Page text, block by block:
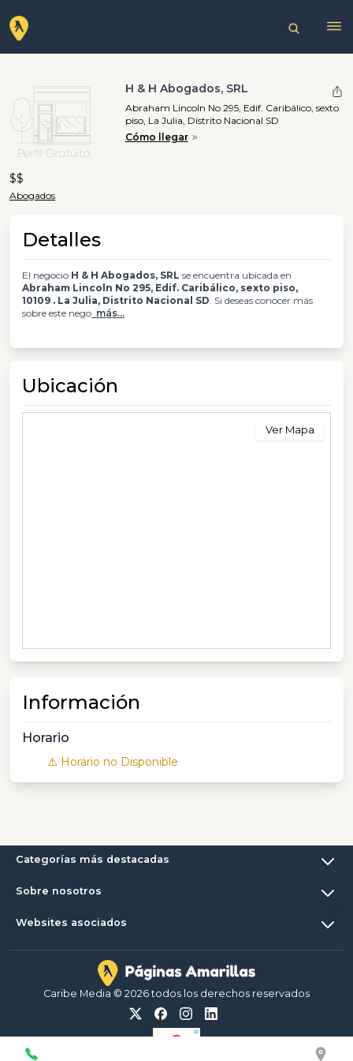
H & H Abogados, SRL
Abraham Lincoln No 295, Edif. Caribálico, sexto
piso, La Julia, Distrito Nacional SD
Cómo llegar
$$
Abogados
Detalles
El negocio H & H Abogados, SRL se encuentra ubicada en
Abraham Lincoln No 295, Edif. Caribálico, sexto piso,
10109 . La Julia, Distrito Nacional SD. Si deseas conocer más
sobre este nego más...
Ubicación
Ver Mapa
Información
Horario
⚠️ Horario no Disponible
Categorías más destacadas
Sobre nosotros
Websites asociados
Caribe Media © 2026 todos los derechos reservados